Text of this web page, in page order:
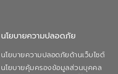
นโยบายความปลอดภัย
นโยบายความปลอดภัยด้านเว็บไซต์
นโยบายคุ้มครองข้อมูลส่วนบุคคล